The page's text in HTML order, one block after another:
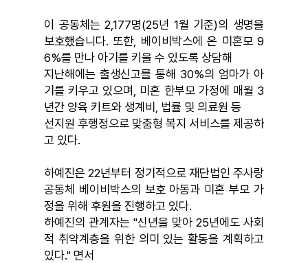
이 공동체는 2,177명(25년 1월 기준)의 생명을
보호했습니다. 또한, 베이비박스에 온 미혼모 9
6%를 만나 아기를 키울 수 있도록 상담해
지난해에는 출생신고를 통해 30%의 엄마가 아
기를 키우고 있으며, 미혼 한부모 가정에 매월 3
년간 양육 키트와 생계비, 법률 및 의료원 등
선지원 후행정으로 맞춤형 복지 서비스를 제공하
고 있다.
하예진은 22년부터 정기적으로 재단법인 주사랑
공동체 베이비박스의 보호 아동과 미혼 부모 가
정을 위해 후원을 진행하고 있다.
하예진의 관계자는 "신년을 맞아 25년에도 사회
적 취약계층을 위한 의미 있는 활동을 계획하고
있다." 면서